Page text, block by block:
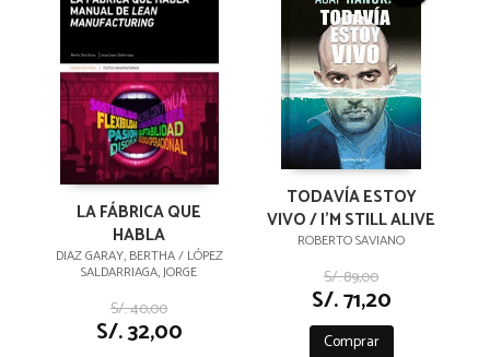
LA FÁBRICA QUE
HABLA
DIAZ GARAY, BERTHA / LÓPEZ
SALDARRIAGA, JORGE
S/. 40,00
S/. 32,00
TODAVÍA ESTOY
VIVO / I'M STILL ALIVE
ROBERTO SAVIANO
S/. 89,00
S/. 71,20
Comprar